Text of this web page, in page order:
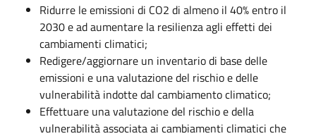
Ridurre le emissioni di CO2 di almeno il 40% entro il
2030 e ad aumentare la resilienza agli effetti dei
cambiamenti climatici;
Redigere/aggiornare un inventario di base delle
emissioni e una valutazione del rischio e delle
vulnerabilità indotte dal cambiamento climatico;
Effettuare una valutazione del rischio e della
vulnerabilità associata ai cambiamenti climatici che